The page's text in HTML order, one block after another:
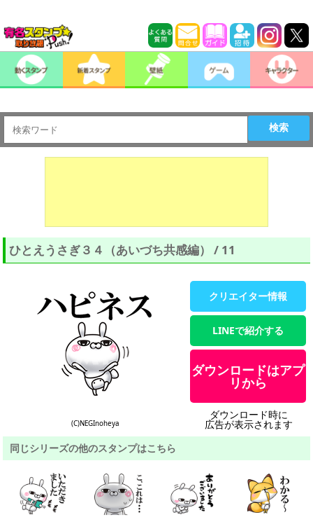
検索
ひとえうさぎ３４（あいづち共感編） / 11
(C)NEGInoheya
クリエイター情報
LINEで紹介する
ダウンロードはアプ
リから
ダウンロード時に
広告が表示されます
同じシリーズの他のスタンプはこちら